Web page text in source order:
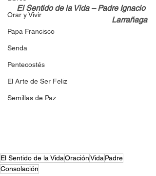
Orar y Vivir
Papa Francisco
Senda
Pentecostés
El Arte de Ser Feliz
Semillas de Paz
El Sentido de la Vida – Padre Ignacio
Larrañaga
El Sentido de la VidaOraciónVidaPadre
Consolación